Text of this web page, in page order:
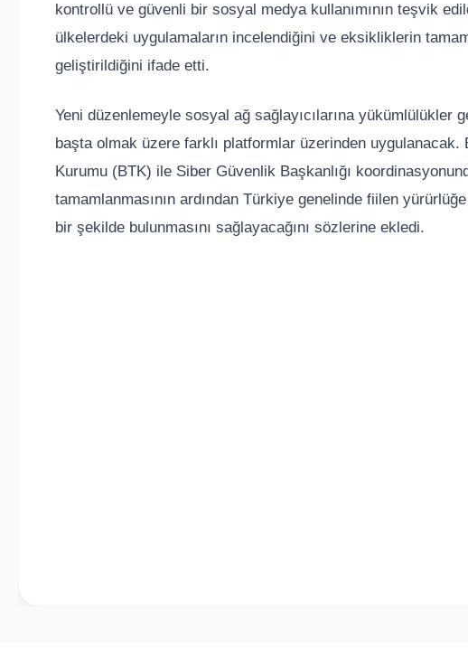
kontrollü ve güvenli bir sosyal medya kullanımının teşvik
ülkelerdeki uygulamaların incelendiğini ve eksikliklerin
geliştirildiğini ifade etti.
Yeni düzenlemeyle sosyal ağ sağlayıcılarına
başta olmak üzere farklı platformlar üzerinden
Kurumu (BTK) ile Siber Güvenlik Başkanlığı
tamamlanmasının ardından Türkiye genelinde fiilen
bir şekilde bulunmasını sağlayacağını sözlerine ekledi.